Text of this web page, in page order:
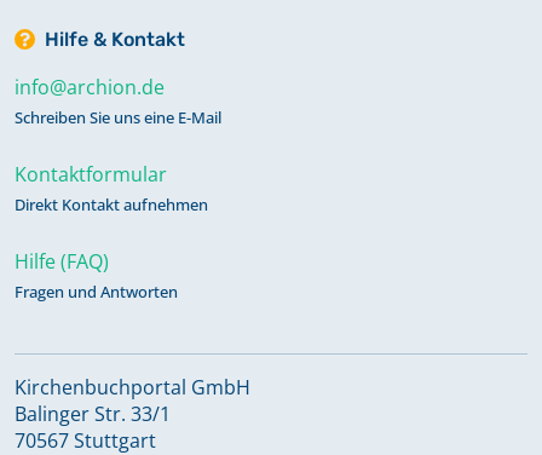
Hilfe & Kontakt
info@archion.de
Schreiben Sie uns eine E-Mail
Kontaktformular
Direkt Kontakt aufnehmen
Hilfe (FAQ)
Fragen und Antworten
Kirchenbuchportal GmbH
Balinger Str. 33/1
70567 Stuttgart